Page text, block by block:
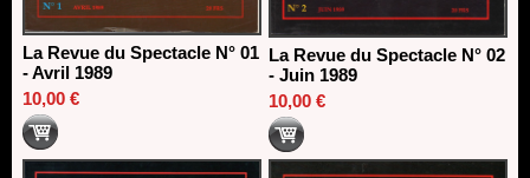
La Revue du Spectacle N° 01
- Avril 1989
10,00 €
La Revue du Spectacle N° 02
- Juin 1989
10,00 €